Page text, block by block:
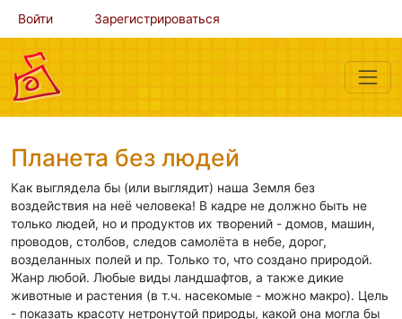
Войти Зарегистрироваться
Планета без людей
Как выглядела бы (или выглядит) наша Земля без
воздействия на неё человека! В кадре не должно быть не
только людей, но и продуктов их творений - домов, машин,
проводов, столбов, следов самолёта в небе, дорог,
возделанных полей и пр. Только то, что создано природой.
Жанр любой. Любые виды ландшафтов, а также дикие
животные и растения (в т.ч. насекомые - можно макро). Цель
- показать красоту нетронутой природы, какой она могла бы